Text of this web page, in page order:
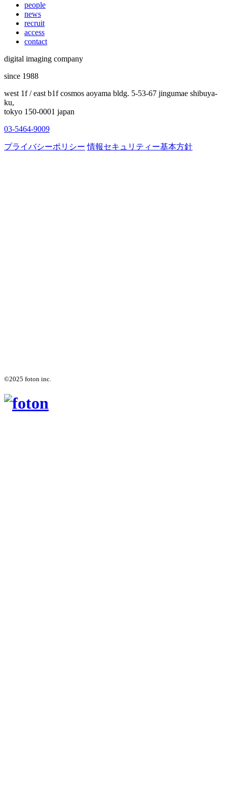
people
news
recruit
access
contact
digital imaging company
since 1988
west 1f / east b1f cosmos aoyama bldg. 5-53-67 jingumae shibuya-
ku,
tokyo 150-0001 japan
03-5464-9009
プライバシーポリシー 情報セキュリティー基本方針
©2025 foton inc.